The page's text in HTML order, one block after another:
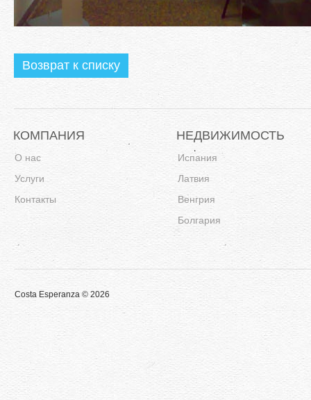
Возврат к списку
КОМПАНИЯ
О нас
Услуги
Контакты
НЕДВИЖИМОСТЬ
Испания
Латвия
Венгрия
Болгария
Costa Esperanza © 2026